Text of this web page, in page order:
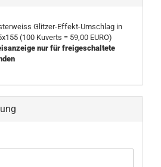
Glitzer-Effekt-Umschlag in
(100 Kuverts = 59,00 EURO)
nur für freigeschaltete